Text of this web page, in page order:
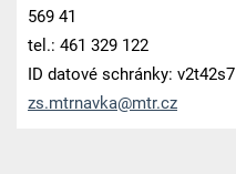
569 41
tel.: 461 329 122
ID datové schránky: v2t42s7
zs.mtrnavka@mtr.cz